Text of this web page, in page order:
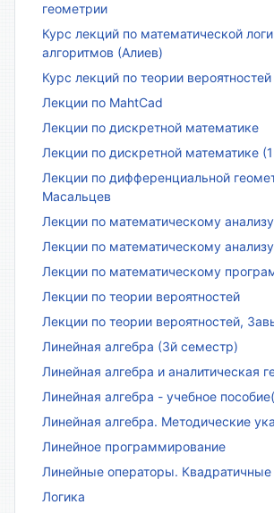
геометрии
Курс лекций по математической
алгоритмов (Алиев)
Курс лекций по теории вероятностей
Лекции по MahtCad
Лекции по дискретной математике
Лекции по дискретной математике
Лекции по дифференциальной
Масальцев
Лекции по математическому
Лекции по математическому
Лекции по математическому
Лекции по теории вероятностей
Лекции по теории вероятностей,
Линейная алгебра (3й семестр)
Линейная алгебра и аналитическая
Линейная алгебра - учебное
Линейная алгебра. Методические
Линейное программирование
Линейные операторы.
Логика